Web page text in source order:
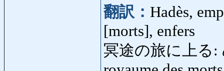
翻訳： Hadès,
[morts], enfers
冥途の旅に上る: